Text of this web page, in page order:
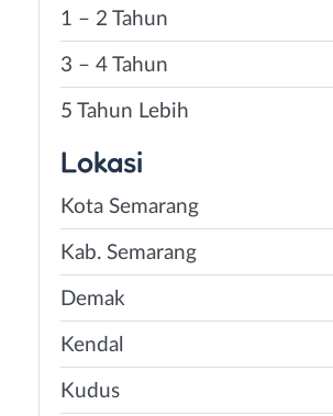
1 – 2 Tahun
3 – 4 Tahun
5 Tahun Lebih
Lokasi
Kota Semarang
Kab. Semarang
Demak
Kendal
Kudus